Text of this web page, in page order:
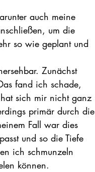
auch meine
um die
so wie geplant und
Zunächst
fand ich schade,
sich mir nicht ganz
primär durch die
Fall war dies
und so die Tiefe
ich schmunzeln
können.